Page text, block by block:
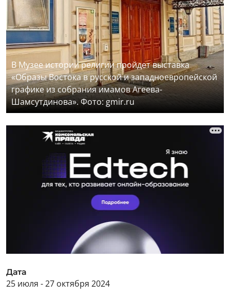
В Музее истории религии пройдет выставка
«Образы Востока в русской и западноевропейской
графике из собрания имамов Агеева-
Шамсутдинова». Фото: gmir.ru
Дата
25 июля - 27 октября 2024